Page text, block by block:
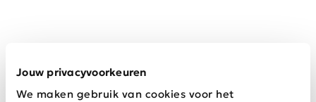
Jouw privacyvoorkeuren
We maken gebruik van cookies voor het